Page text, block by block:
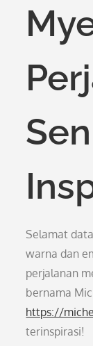
Selamat
warna dan
perjalanan
bernama
https://
terinspirasi!